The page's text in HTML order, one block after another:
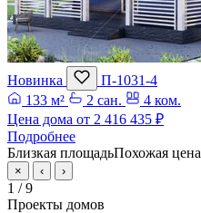
Новинка
П-1031-4
133 м²
2 сан.
4 ком.
Цена дома от 2 416 435 ₽
Подробнее
Близкая площадьПохожая цена
× ‹ ›
1 / 9
Проекты домов